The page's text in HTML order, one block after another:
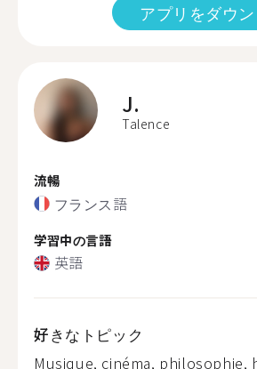
アプリをダウ
J.
Talence
流暢
フランス語
学習中の言語
英語
好きなトピック
Musique, cinéma, philosophie,